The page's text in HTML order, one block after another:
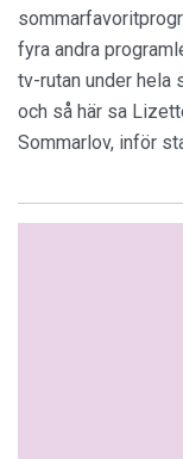
fyra andra
tv-rutan under hela
och så här sa
Sommarlov, inför